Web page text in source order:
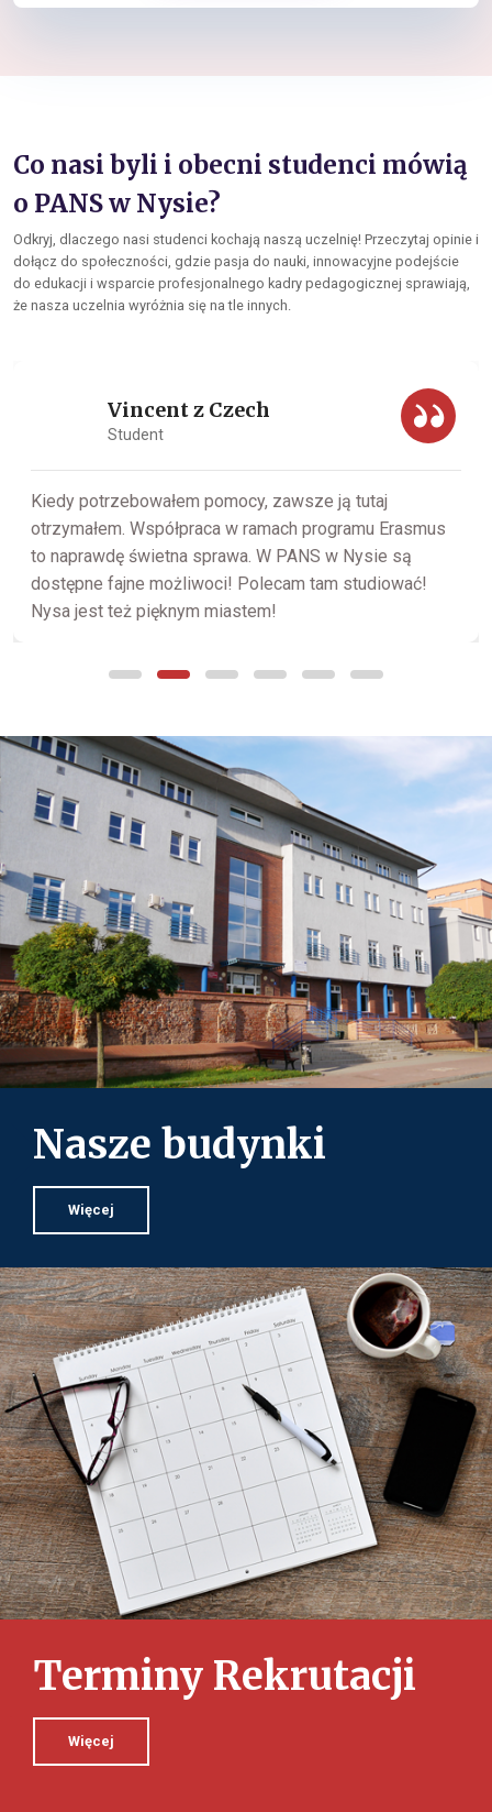
Co nasi byli i obecni studenci mówią
o PANS w Nysie?
Odkryj, dlaczego nasi studenci kochają naszą uczelnię! Przeczytaj opinie i
dołącz do społeczności, gdzie pasja do nauki, innowacyjne podejście
do edukacji i wsparcie profesjonalnego kadry pedagogicznej sprawiają,
że nasza uczelnia wyróżnia się na tle innych.
Vincent z Czech
Student
Kiedy potrzebowałem pomocy, zawsze ją tutaj
otrzymałem. Współpraca w ramach programu Erasmus
to naprawdę świetna sprawa. W PANS w Nysie są
dostępne fajne możliwoci! Polecam tam studiować!
Nysa jest też pięknym miastem!
Nasze budynki
Więcej
Terminy Rekrutacji
Więcej